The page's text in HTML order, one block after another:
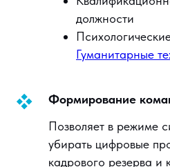
должности
Гуманитарные
Формирование
Позволяет в режиме
убирать цифровые
кадрового резерва и